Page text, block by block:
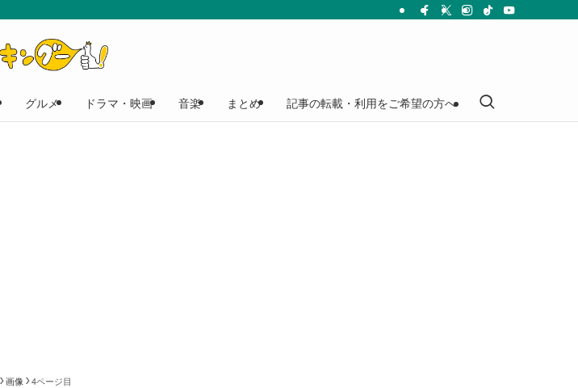
グルメ ドラマ・映画 音楽 まとめ 記事の転載・利用をご希望の方へ
画像 4ページ目